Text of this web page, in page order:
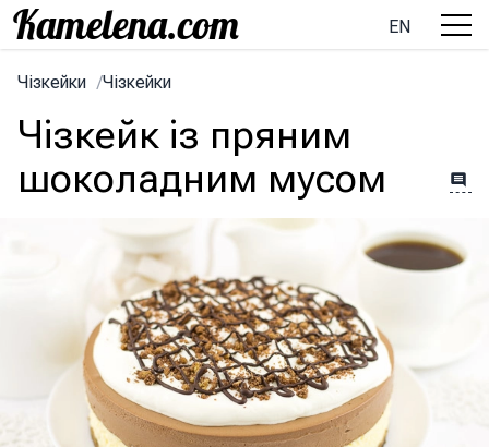
EN
Чізкейки /Чізкейки
Чізкейк із пряним
шоколадним мусом